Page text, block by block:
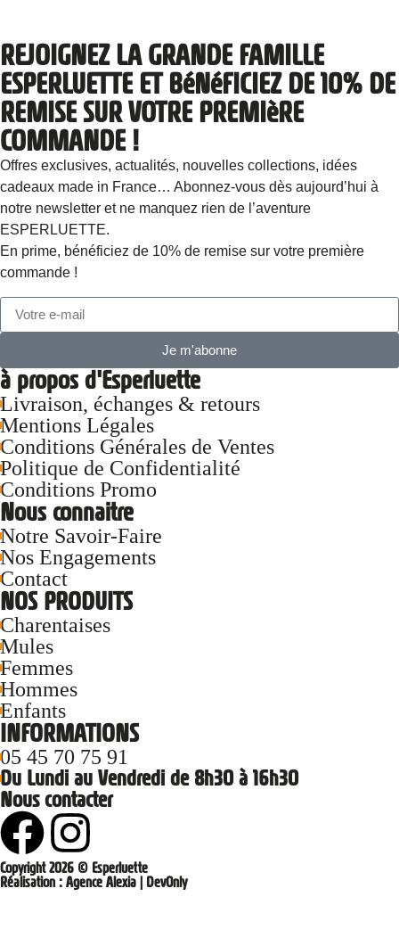
REJOIGNEZ LA GRANDE FAMILLE
ESPERLUETTE ET BéNéFICIEZ DE 10% DE
REMISE SUR VOTRE PREMIèRE
COMMANDE !
Offres exclusives, actualités, nouvelles collections, idées
cadeaux made in France… Abonnez-vous dès aujourd’hui à
notre newsletter et ne manquez rien de l’aventure
ESPERLUETTE.
En prime, bénéficiez de 10% de remise sur votre première
commande !
Je m'abonne
à propos d'Esperluette
Livraison, échanges & retours
Mentions Légales
Conditions Générales de Ventes
Politique de Confidentialité
Conditions Promo
Nous connaitre
Notre Savoir-Faire
Nos Engagements
Contact
NOS PRODUITS
Charentaises
Mules
Femmes
Hommes
Enfants
INFORMATIONS
05 45 70 75 91
Du Lundi au Vendredi de 8h30 à 16h30
Nous contacter
Copyright 2026 © Esperluette
Réalisation : Agence Alexia | DevOnly